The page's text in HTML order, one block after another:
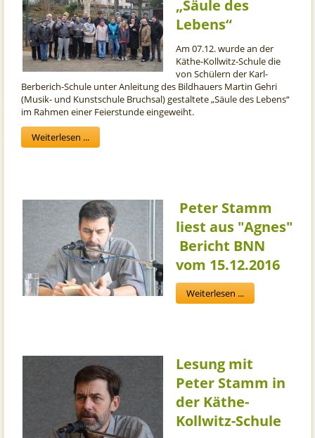
„Säule des
Lebens“
Am 07.12. wurde an der
Käthe-Kollwitz-Schule die
von Schülern der Karl-
Berberich-Schule unter Anleitung des Bildhauers Martin Gehri
(Musik- und Kunstschule Bruchsal) gestaltete „Säule des Lebens“
im Rahmen einer Feierstunde eingeweiht.
Weiterlesen ...
Peter Stamm
liest aus "Agnes"
Bericht BNN
vom 15.12.2016
Weiterlesen ...
Lesung mit
Peter Stamm in
der Käthe-
Kollwitz-Schule